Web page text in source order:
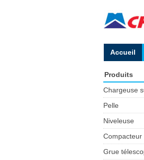
Accueil
Produits
Chargeuse
Pelle
Niveleuse
Compacteur
Grue